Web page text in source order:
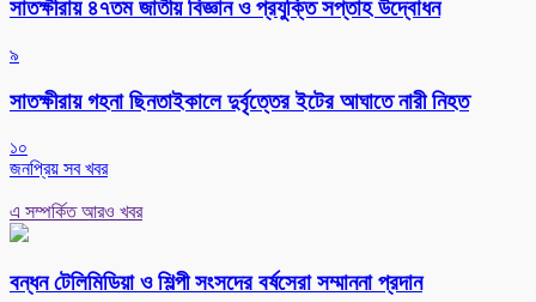
সাতক্ষীরায় ৪৭তম জাতীয় বিজ্ঞান ও প্রযুক্তি সপ্তাহ উদ্বোধন
৯
সাতক্ষীরায় গহনা ছিনতাইকালে দুর্বৃত্তের ইটের আঘাতে নারী নিহত
১০
জনপ্রিয় সব খবর
এ সম্পর্কিত আরও খবর
বন্ধন টেলিমিডিয়া ও শিল্পী সংসদের বর্ষসেরা সম্মাননা প্রদান